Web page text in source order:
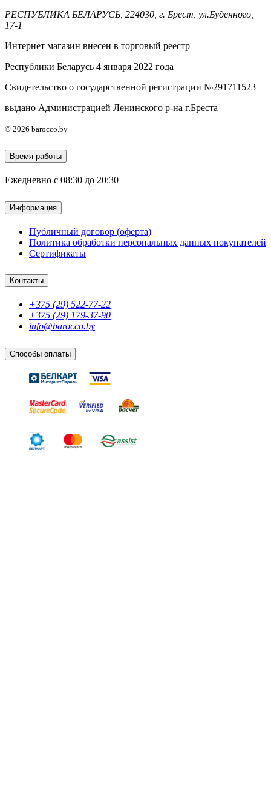
РЕСПУБЛИКА БЕЛАРУСЬ, 224030, г. Брест, ул.Буденного,
17-1
Интернет магазин внесен в торговый реестр
Республики Беларусь 4 января 2022 года
Свидетельство о государственной регистрации №291711523
выдано Администрацией Ленинского р-на г.Бреста
© 2026 barocco.by
Время работы
Ежедневно с 08:30 до 20:30
Информация
Публичный договор (оферта)
Политика обработки персональных данных покупателей
Сертификаты
Контакты
+375 (29) 522-77-22
+375 (29) 179-37-90
info@barocco.by
Способы оплаты